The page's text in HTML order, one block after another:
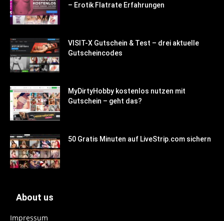
– Erotik Flatrate Erfahrungen
VISIT-X Gutschein & Test – drei aktuelle
Gutscheincodes
MyDirtyHobby kostenlos nutzen mit
Gutschein – geht das?
50 Gratis Minuten auf LiveStrip.com sichern
About us
Impressum